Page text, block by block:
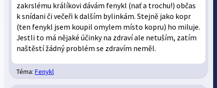
zakrslému králíkovi dávám fenykl (nať a trochu!) občas
k snídani či večeři k dalším bylinkám. Stejně jako kopr
(ten fenykl jsem koupil omylem místo kopru) ho miluje.
Jestli to má nějaké účinky na zdraví ale netuším, zatím
naštěstí žádný problém se zdravím neměl.
Téma:Fenykl